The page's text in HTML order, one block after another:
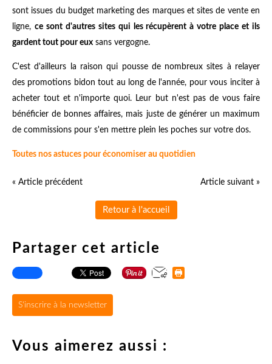
sont issues du budget marketing des marques et sites de vente en
ligne, ce sont d'autres sites qui les récupèrent à votre place et ils
gardent tout pour eux sans vergogne.
C'est d'ailleurs la raison qui pousse de nombreux sites à relayer
des promotions bidon tout au long de l'année, pour vous inciter à
acheter tout et n'importe quoi. Leur but n'est pas de vous faire
bénéficier de bonnes affaires, mais juste de générer un maximum
de commissions pour s'en mettre plein les poches sur votre dos.
Toutes nos astuces pour économiser au quotidien
« Article précédent Article suivant »
Retour à l'accueil
Partager cet article
S'inscrire à la newsletter
Vous aimerez aussi :